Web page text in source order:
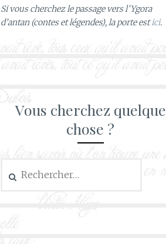
Si vous cherchez le passage vers l’Ygora
d’antan (contes et légendes), la porte estici.
Vous cherchez quelque
chose ?